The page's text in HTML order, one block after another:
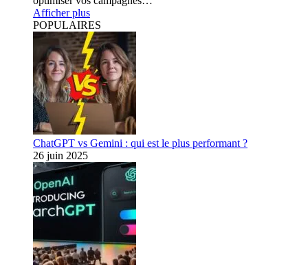
Afficher plus
POPULAIRES
ChatGPT vs Gemini : qui est le plus performant ?
26 juin 2025